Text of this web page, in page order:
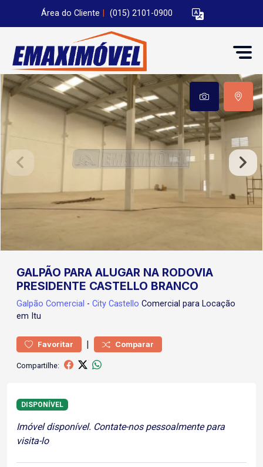
Área do Cliente (015) 2101-0900
GALPÃO PARA ALUGAR NA RODOVIA
PRESIDENTE CASTELLO BRANCO
Galpão Comercial - City Castello Comercial para Locação
em Itu
Favoritar | Comparar
Compartilhe:
DISPONÍVEL
Imóvel disponível. Contate-nos pessoalmente para
visita-lo